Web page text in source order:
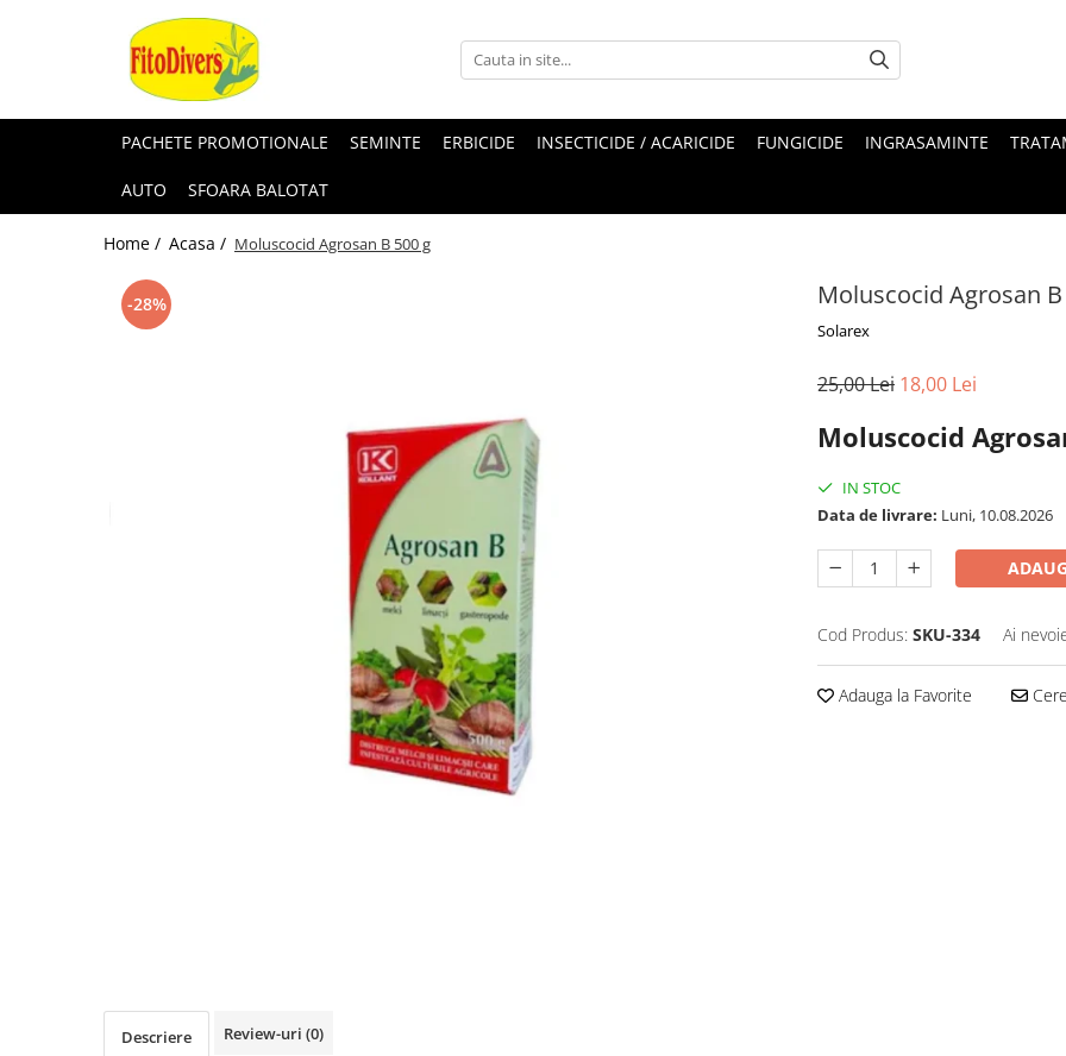
PACHETE PROMOTIONALE SEMINTE ERBICIDE INSECTICIDE / ACARICIDE FUNGICIDE INGRASAMINTE
AUTO SFOARA BALOTAT
Home / Acasa / Moluscocid Agrosan B 500 g
Moluscocid Agrosan
Solarex
-28%
25,00 Lei 18,00 Lei
Moluscocid
IN STOC
Data de livrare: Luni, 10.08.2026
Cod Produs: SKU-334 Ai
Adauga la Favorite
Descriere Review-uri (0)